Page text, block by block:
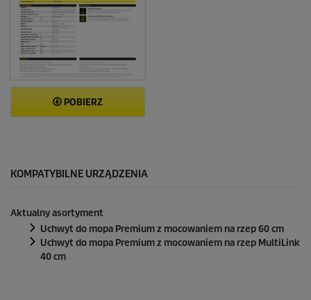
POBIERZ
KOMPATYBILNE URZĄDZENIA
Aktualny asortyment
Uchwyt do mopa Premium z mocowaniem na rzep 60 cm
Uchwyt do mopa Premium z mocowaniem na rzep MultiLink
40 cm